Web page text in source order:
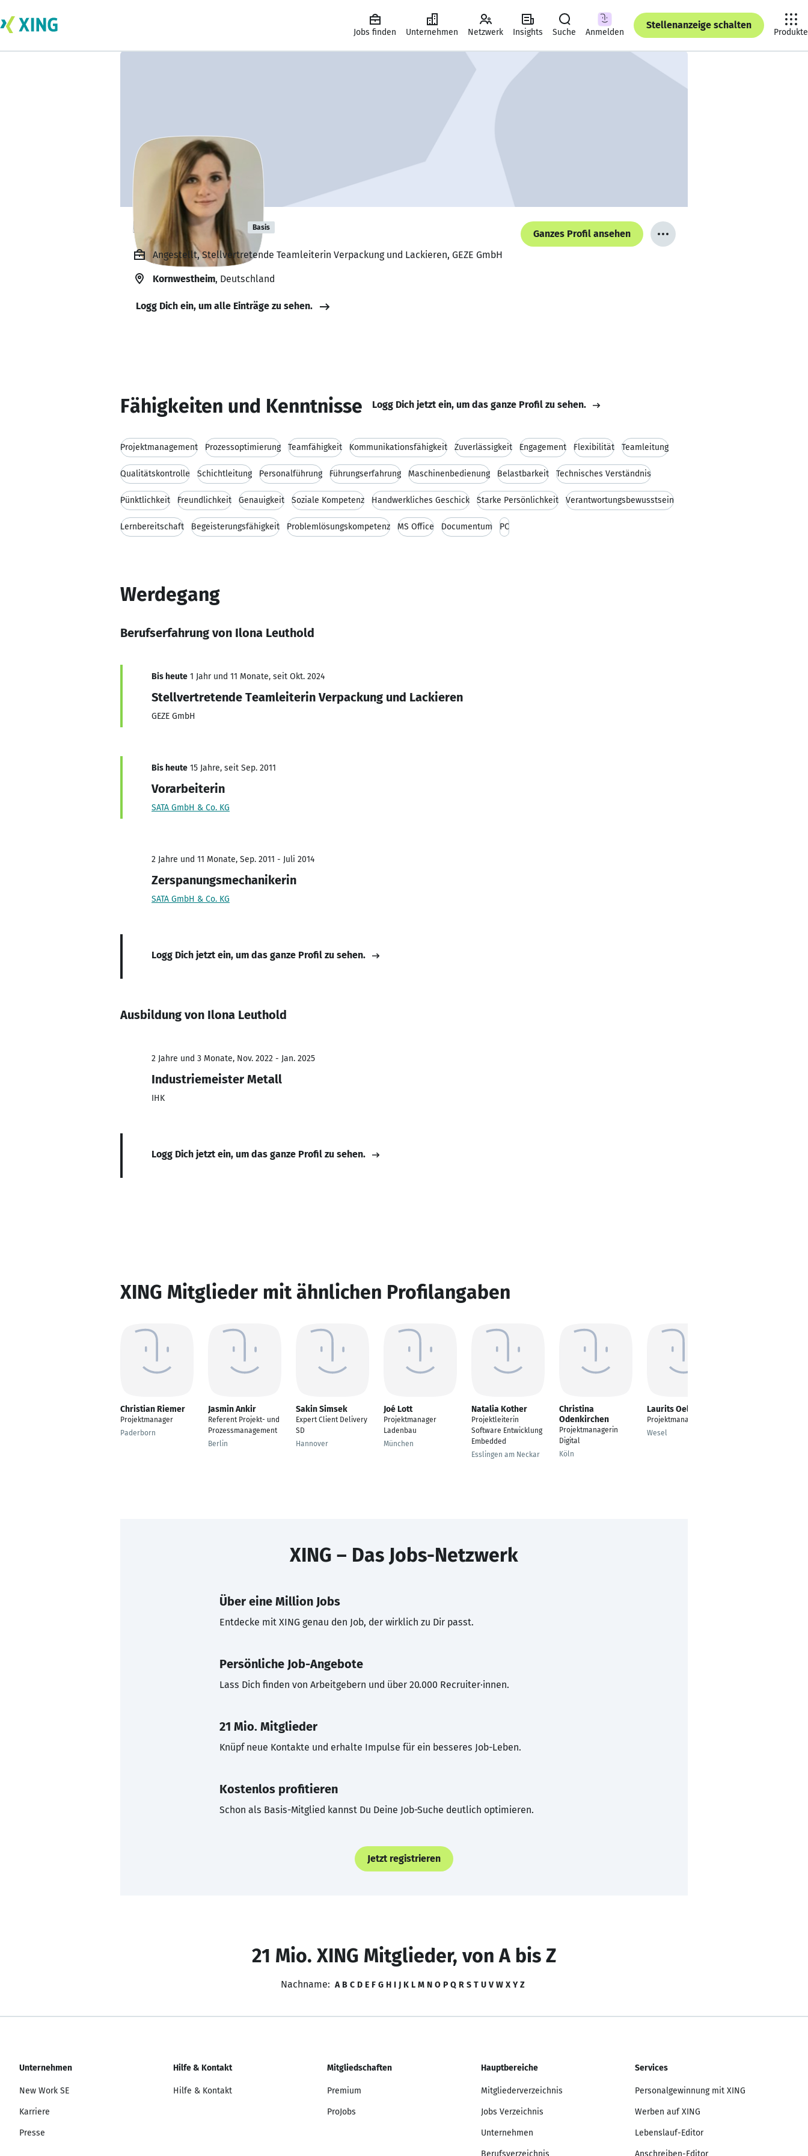
Jobs finden Unternehmen Netzwerk Insights Suche Anmelden
Stellenanzeige schalten
Produkte
Ilona Leuthold Basis
Ganzes Profil ansehen
Angestellt, Stellvertretende Teamleiterin Verpackung und Lackieren, GEZE GmbH
Kornwestheim, Deutschland
Logg Dich ein, um alle Einträge zu sehen.
Fähigkeiten und Kenntnisse Logg Dich jetzt ein, um das ganze Profil zu sehen.
Projektmanagement Prozessoptimierung Teamfähigkeit Kommunikationsfähigkeit Zuverlässigkeit Engagement Flexibilität Teamleitung
Qualitätskontrolle Schichtleitung Personalführung Führungserfahrung Maschinenbedienung Belastbarkeit Technisches Verständnis
Pünktlichkeit Freundlichkeit Genauigkeit Soziale Kompetenz Handwerkliches Geschick Starke Persönlichkeit Verantwortungsbewusstsein
Lernbereitschaft Begeisterungsfähigkeit Problemlösungskompetenz MS Office Documentum PC
Werdegang
Berufserfahrung von Ilona Leuthold
Bis heute 1 Jahr und 11 Monate, seit Okt. 2024
Stellvertretende Teamleiterin Verpackung und Lackieren
GEZE GmbH
Bis heute 15 Jahre, seit Sep. 2011
Vorarbeiterin
SATA GmbH & Co. KG
2 Jahre und 11 Monate, Sep. 2011 - Juli 2014
Zerspanungsmechanikerin
SATA GmbH & Co. KG
Logg Dich jetzt ein, um das ganze Profil zu sehen.
Ausbildung von Ilona Leuthold
2 Jahre und 3 Monate, Nov. 2022 - Jan. 2025
Industriemeister Metall
IHK
Logg Dich jetzt ein, um das ganze Profil zu sehen.
XING Mitglieder mit ähnlichen Profilangaben
Christian Riemer
Projektmanager
Paderborn
Jasmin Ankir
Referent Projekt- und
Prozessmanagement
Berlin
Sakin Simsek
Expert Client Delivery
SD
Hannover
Joé Lott
Projektmanager
Ladenbau
München
Natalia Kother
Projektleiterin
Software Entwicklung
Embedded
Esslingen am Neckar
Christina
Odenkirchen
Projektmanagerin
Digital
Köln
Laurits Oelkers
Projektmanager
Wesel
XING – Das Jobs-Netzwerk
Über eine Million Jobs
Entdecke mit XING genau den Job, der wirklich zu Dir passt.
Persönliche Job-Angebote
Lass Dich finden von Arbeitgebern und über 20.000 Recruiter·innen.
21 Mio. Mitglieder
Knüpf neue Kontakte und erhalte Impulse für ein besseres Job-Leben.
Kostenlos profitieren
Schon als Basis-Mitglied kannst Du Deine Job-Suche deutlich optimieren.
Jetzt registrieren
21 Mio. XING Mitglieder, von A bis Z
Nachname: A B C D E F G H I J K L M N O P Q R S T U V W X Y Z
Unternehmen
New Work SE
Karriere
Presse
Hilfe & Kontakt
Hilfe & Kontakt
Mitgliedschaften
Premium
ProJobs
Hauptbereiche
Mitgliederverzeichnis
Jobs Verzeichnis
Unternehmen
Berufsverzeichnis
Services
Personalgewinnung mit XING
Werben auf XING
Lebenslauf-Editor
Anschreiben-Editor